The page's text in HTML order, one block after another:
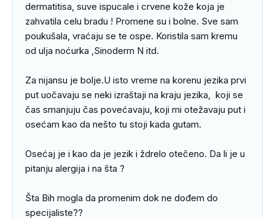
dermatitisa, suve ispucale i crvene kože koja je
zahvatila celu bradu ! Promene su i bolne. Sve sam
poukušala, vraćaju se te ospe. Koristila sam kremu
od ulja noćurka ,Sinoderm N itd.
Za nijansu je bolje.U isto vreme na korenu jezika prvi
put uočavaju se neki izraštaji na kraju jezika,  koji se
čas smanjuju čas povećavaju, koji mi otežavaju put i
osećam kao da nešto tu stoji kada gutam.
Osećaj je i kao da je jezik i ždrelo otečeno. Da li je u
pitanju alergija i na šta ?
Šta Bih mogla da promenim dok ne dođem do
specijaliste??